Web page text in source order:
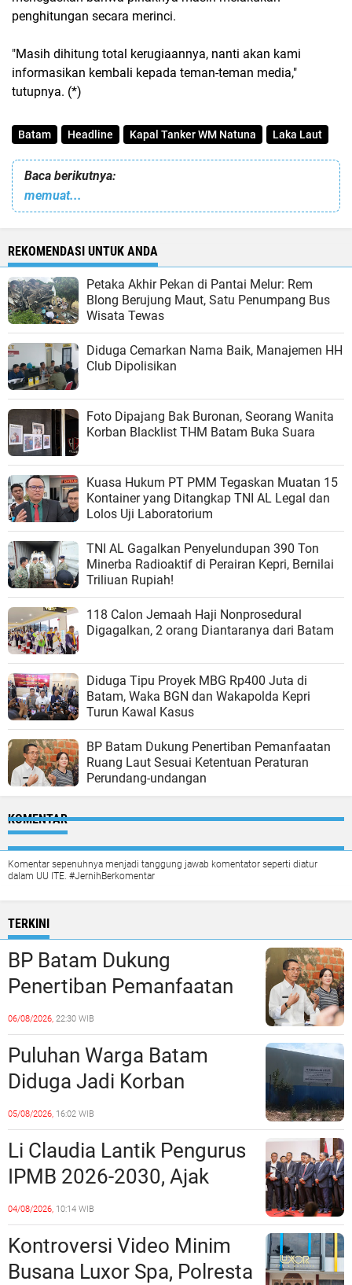
penghitungan secara merinci.
"Masih dihitung total kerugiaannya, nanti akan kami
informasikan kembali kepada teman-teman media,"
tutupnya. (*)
Batam Headline Kapal Tanker WM Natuna Laka Laut
Baca berikutnya:
memuat...
REKOMENDASI UNTUK ANDA
Petaka Akhir Pekan di Pantai Melur: Rem
Blong Berujung Maut, Satu Penumpang Bus
Wisata Tewas
Diduga Cemarkan Nama Baik, Manajemen HH
Club Dipolisikan
Foto Dipajang Bak Buronan, Seorang Wanita
Korban Blacklist THM Batam Buka Suara
Kuasa Hukum PT PMM Tegaskan Muatan 15
Kontainer yang Ditangkap TNI AL Legal dan
Lolos Uji Laboratorium
TNI AL Gagalkan Penyelundupan 390 Ton
Minerba Radioaktif di Perairan Kepri, Bernilai
Triliuan Rupiah!
118 Calon Jemaah Haji Nonprosedural
Digagalkan, 2 orang Diantaranya dari Batam
Diduga Tipu Proyek MBG Rp400 Juta di
Batam, Waka BGN dan Wakapolda Kepri
Turun Kawal Kasus
BP Batam Dukung Penertiban Pemanfaatan
Ruang Laut Sesuai Ketentuan Peraturan
Perundang-undangan
KOMENTAR
Komentar sepenuhnya menjadi tanggung jawab komentator seperti diatur
dalam UU ITE. #JernihBerkomentar
TERKINI
BP Batam Dukung
Penertiban Pemanfaatan
Ruang Laut Sesuai
Ketentuan Peraturan
Perundang-undangan
06/08/2026, 22:30 WIB
Puluhan Warga Batam
Diduga Jadi Korban
Penipuan Kavling Hingga
Miliaran Rupiah, Laporan ke
Polda Kepri Jalan di
Tempat?
05/08/2026, 16:02 WIB
Li Claudia Lantik Pengurus
IPMB 2026-2030, Ajak
Perkuat Kerukunan dan
Sinergi dengan Pemko
Batam
04/08/2026, 10:14 WIB
Kontroversi Video Minim
Busana Luxor Spa, Polresta